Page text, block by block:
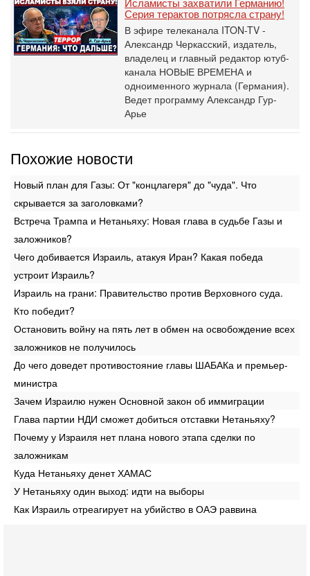
Серия терактов потрясла страну!
В эфире телеканала ITON-TV -
Александр Черкасский, издатель,
владелец и главный редактор ютуб-
канала НОВЫЕ ВРЕМЕНА и
одноименного журнала (Германия).
Ведет программу Александр Гур-
Арье
Похожие новости
Новый план для Газы: От "концлагеря" до "чуда". Что
скрывается за заголовками?
Встреча Трампа и Нетаньяху: Новая глава в судьбе Газы и
заложников?
Чего добивается Израиль, атакуя Иран? Какая победа
устроит Израиль?
Израиль на грани: Правительство против Верховного суда.
Кто победит?
Остановить войну на пять лет в обмен на освобождение всех
заложников не получилось
До чего доведет противостояние главы ШАБАКа и премьер-
министра
Зачем Израилю нужен Основной закон об иммиграции
Глава партии НДИ сможет добиться отставки Нетаньяху?
Почему у Израиля нет плана нового этапа сделки по
заложникам
Куда Нетаньяху денет ХАМАС
У Нетаньяху один выход: идти на выборы
Как Израиль отреагирует на убийство в ОАЭ раввина